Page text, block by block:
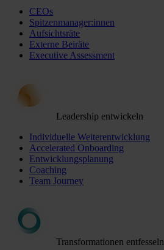
CEOs
Spitzenmanager:innen
Aufsichtsräte
Externe Beiräte
Executive Assessment
Leadership entwickeln
Individuelle Weiterentwicklung
Accelerated Onboarding
Entwicklungsplanung
Coaching
Team Journey
Transformationen entfesseln